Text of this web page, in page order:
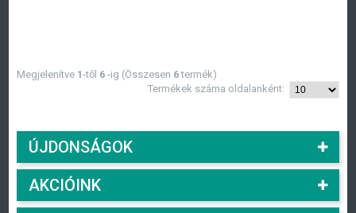
Megjelenítve 1-től 6-ig (Összesen 6termék)
Termékek száma oldalanként:
ÚJDONSÁGOK
AKCIÓINK